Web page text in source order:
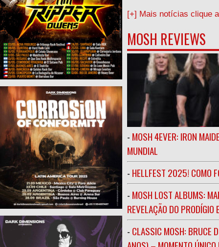
[+] Mais notícias clique
MOSH REVIEWS
- MOSH 4EVER: IRON
MUNDIAL
- HELLFEST 2025! COMO
- MOSH LOST ALBUMS:
REVELAÇÃO DO
- CLASSIC MOSH: BRUCE